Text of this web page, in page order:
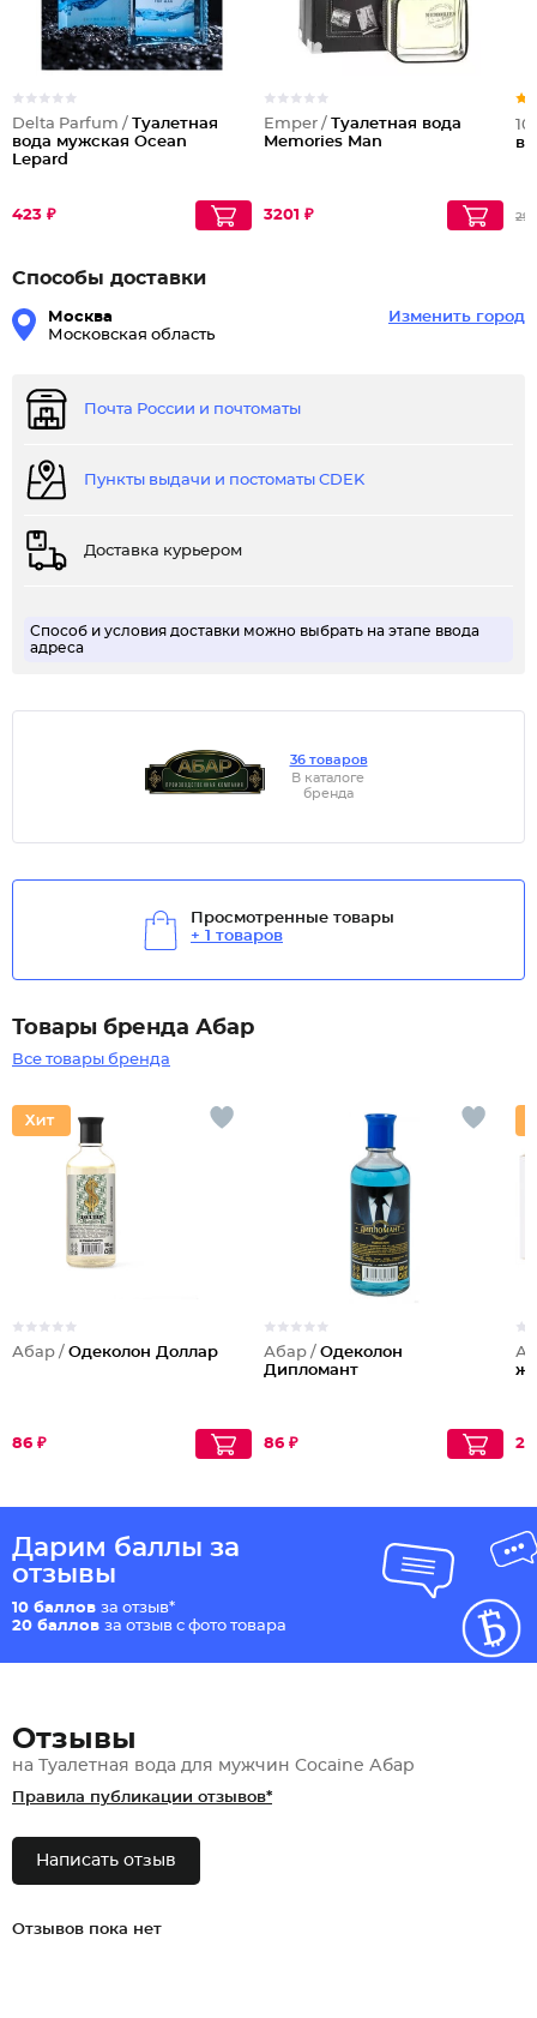
Delta Parfum / Туалетная
вода мужская Ocean
Lepard
423 ₽
Emper / Туалетная вода
Memories Man
3201 ₽
Способы доставки
Москва
Московская область
Изменить город
Почта России и почтоматы
Пункты выдачи и постоматы CDEK
Доставка курьером
Способ и условия доставки можно выбрать на этапе ввода
адреса
36 товаров
В каталоге
бренда
Просмотренные товары
+ 1 товаров
Товары бренда Абар
Все товары бренда
Абар / Одеколон Доллар
86 ₽
Абар / Одеколон
Дипломант
86 ₽
Дарим баллы за
отзывы
10 баллов за отзыв*
20 баллов за отзыв с фото товара
Отзывы
на Туалетная вода для мужчин Cocaine Абар
Правила публикации отзывов*
Написать отзыв
Отзывов пока нет